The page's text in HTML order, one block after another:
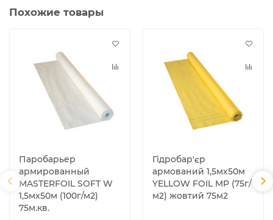
Похожие товары
Паробарьер
армированный
MASTERFOIL SOFT W
1,5мх50м (100г/м2)
75м.кв.
Гідробар'єр
армований 1,5мх50м
YELLOW FOIL MP (75г/
м2) жовтий 75м2